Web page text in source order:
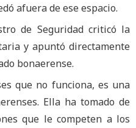
afuera de ese espacio.
de Seguridad criticó la
y apuntó directamente
bonaerense.
que no funciona, es una
Ella ha tomado de
que le competen a los